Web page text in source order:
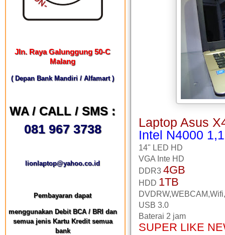
Jln. Raya Galunggung 50-C
Malang
( Depan Bank Mandiri / Alfamart )
WA / CALL / SMS :
081 967 3738
lionlaptop@yahoo.co.id
Pembayaran dapat
menggunakan Debit BCA / BRI dan
semua jenis Kartu Kredit semua
bank
Laptop Asus
Intel N4000
14" LED HD
VGA Inte HD
DDR3 4GB
HDD 1TB
USB 3.0
Baterai 2 jam
SUPER LIKE